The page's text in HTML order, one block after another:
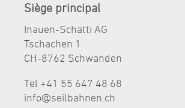
Siège principal
Inauen-Schätti AG
Tschachen 1
CH-8762 Schwanden
Tel +41 55 647 48 68
nf
s lb hn n ch